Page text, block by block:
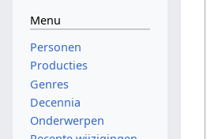
Menu
Personen
Producties
Genres
Decennia
Onderwerpen